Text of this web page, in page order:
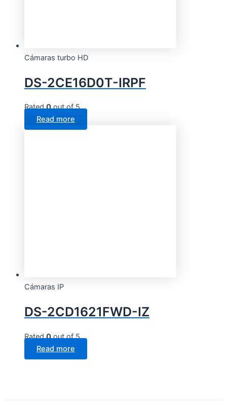
Cámaras turbo HD
DS-2CE16D0T-IRPF
Rated0out of 5
Read more
Cámaras IP
DS-2CD1621FWD-IZ
Rated0out of 5
Read more